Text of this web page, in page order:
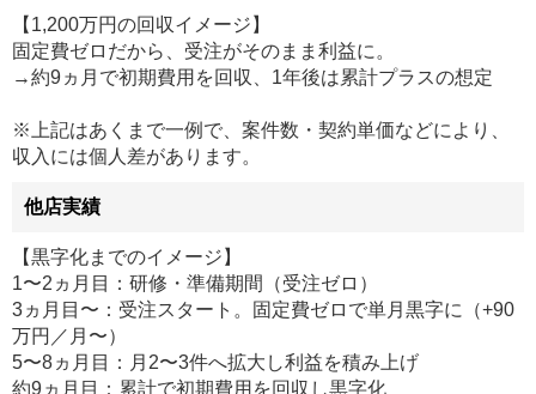
【1,200万円の回収イメージ】
固定費ゼロだから、受注がそのまま利益に。
→約9ヵ月で初期費用を回収、1年後は累計プラスの想定
※上記はあくまで一例で、案件数・契約単価などにより、
収入には個人差があります。
他店実績
【黒字化までのイメージ】
1〜2ヵ月目：研修・準備期間（受注ゼロ）
3ヵ月目〜：受注スタート。固定費ゼロで単月黒字に（+90
万円／月〜）
5〜8ヵ月目：月2〜3件へ拡大し利益を積み上げ
約9ヵ月目：累計で初期費用を回収し黒字化